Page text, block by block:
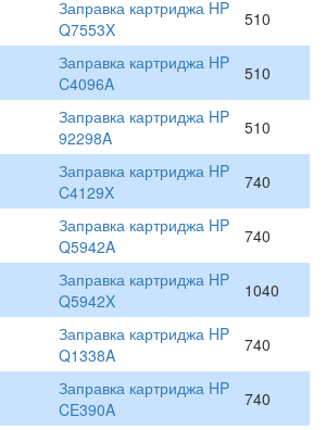
Заправка картриджа HP
Q7553X
510
Заправка картриджа HP
C4096A
510
Заправка картриджа HP
92298A
510
Заправка картриджа HP
C4129X
740
Заправка картриджа HP
Q5942A
740
Заправка картриджа HP
Q5942X
1040
Заправка картриджа HP
Q1338A
740
Заправка картриджа HP
CE390A
740